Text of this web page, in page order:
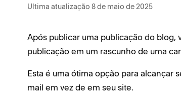
Ultima atualização 8 de maio de 2025
Após publicar uma publicação do
publicação em um rascunho de uma
Esta é uma ótima opção para
mail em vez de em seu site.